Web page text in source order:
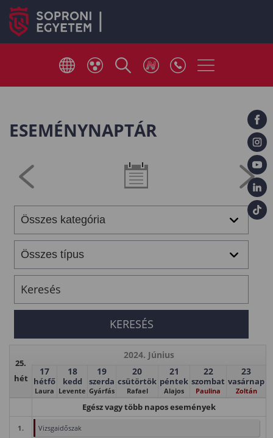
ESEMÉNYNAPTÁR
25.
hét
2024. Június
17
hétfő
Laura
18
kedd
Levente
19
szerda
Gyárfás
20
csütörtök
Rafael
21
péntek
Alajos
22
szombat
Paulina
23
vasárnap
Zoltán
Egész vagy több napos események
1. Vizsgaidőszak